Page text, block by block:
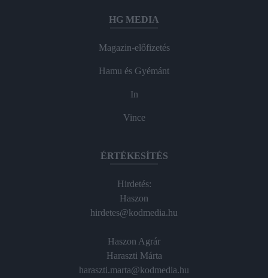
HG MEDIA
Magazin-előfizetés
Hamu és Gyémánt
In
Vince
ÉRTÉKESÍTÉS
Hirdetés:
Haszon
hirdetes@kodmedia.hu
Haszon Agrár
Haraszti Márta
haraszti.marta@kodmedia.hu